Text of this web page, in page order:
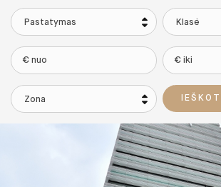
Pastatymas Klasė
Zona IEŠKOTI